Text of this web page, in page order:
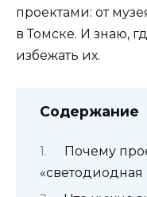
проектами: от
в Томске. И знаю,
избежать их.
Содержание
Почему
«светодиодная